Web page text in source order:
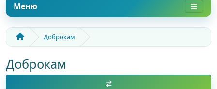
Меню
Доброкам
Доброкам